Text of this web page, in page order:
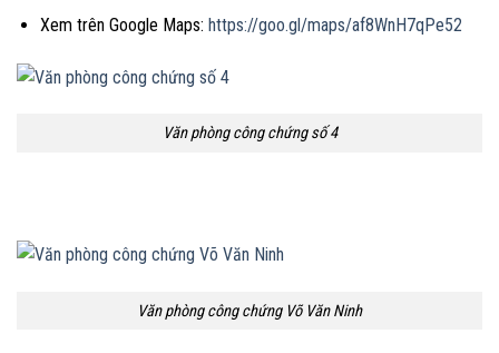
Xem trên Google Maps: https://goo.gl/maps/af8WnH7qPe52
Văn phòng công chứng số 4
Văn phòng công chứng Võ Văn Ninh